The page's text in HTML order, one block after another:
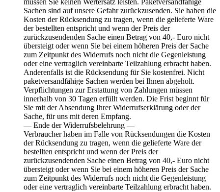
müssen Sie keinen Wertersatz leisten. Paketversandfähige
Sachen sind auf unsere Gefahr zurückzusenden. Sie haben die
Kosten der Rücksendung zu tragen, wenn die gelieferte Ware
der bestellten entspricht und wenn der Preis der
zurückzusendenden Sache einen Betrag von 40,- Euro nicht
übersteigt oder wenn Sie bei einem höheren Preis der Sache
zum Zeitpunkt des Widerrufs noch nicht die Gegenleistung
oder eine vertraglich vereinbarte Teilzahlung erbracht haben.
Anderenfalls ist die Rücksendung für Sie kostenfrei. Nicht
paketversandfähige Sachen werden bei Ihnen abgeholt.
Verpflichtungen zur Erstattung von Zahlungen müssen
innerhalb von 30 Tagen erfüllt werden. Die Frist beginnt für
Sie mit der Absendung Ihrer Widerrufserklärung oder der
Sache, für uns mit deren Empfang.
— Ende der Widerrufsbelehrung —
Verbraucher haben im Falle von Rücksendungen die Kosten
der Rücksendung zu tragen, wenn die gelieferte Ware der
bestellten entspricht und wenn der Preis der
zurückzusendenden Sache einen Betrag von 40,- Euro nicht
übersteigt oder wenn Sie bei einem höheren Preis der Sache
zum Zeitpunkt des Widerrufs noch nicht die Gegenleistung
oder eine vertraglich vereinbarte Teilzahlung erbracht haben.